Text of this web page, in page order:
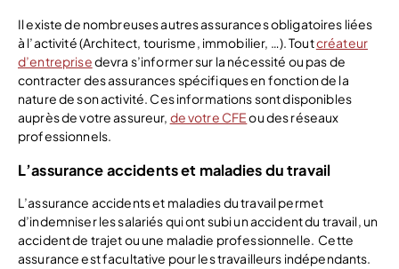
Il existe de nombreuses autres assurances obligatoires liées
à l’activité (Architect, tourisme, immobilier, …). Toutcréateur
d’entreprisedevra s’informer sur la nécessité ou pas de
contracter des assurances spécifiques en fonction de la
nature de son activité. Ces informations sont disponibles
auprès de votre assureur, de votre CFEou des réseaux
professionnels.
L’assurance accidents et maladies du travail
L’assurance accidents et maladies du travail permet
d’indemniser les salariés qui ont subi un accident du travail, un
accident de trajet ou une maladie professionnelle. Cette
assurance est facultative pour les travailleurs indépendants.